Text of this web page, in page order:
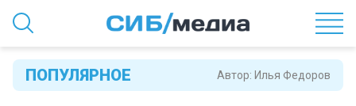
Автор: Илья Федоров
ПОПУЛЯРНОЕ